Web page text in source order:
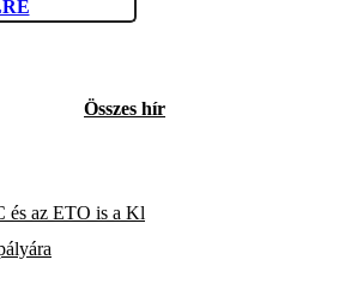
Összes hír
és az ETO is a Kl